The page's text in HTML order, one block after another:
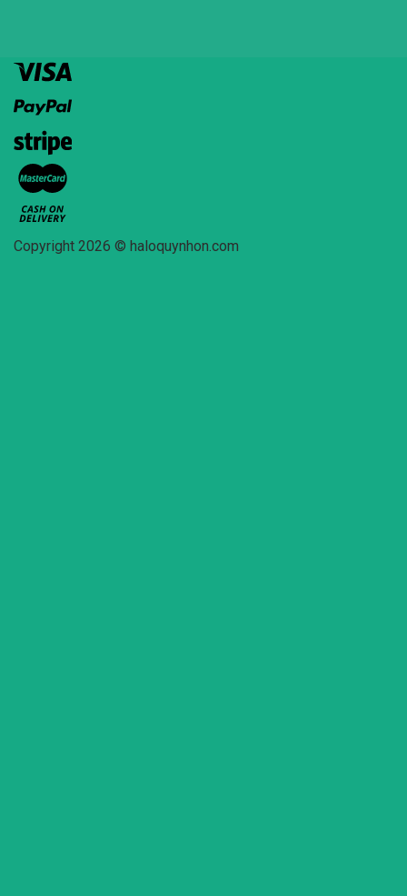
Copyright 2026 © haloquynhon.com